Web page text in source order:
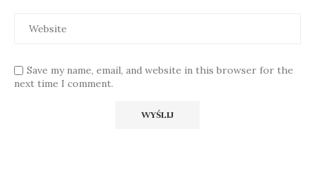
Save my name, email, and website in this browser for the
next time I comment.